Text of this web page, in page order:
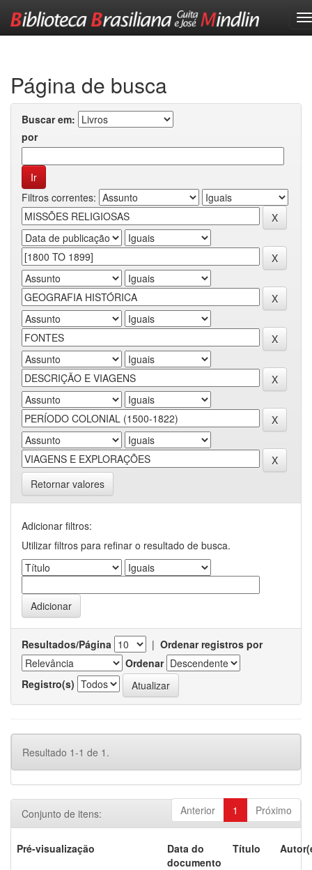
Página de busca
Buscar em:
por
Filtros correntes:
Retornar valores
Adicionar filtros:
Utilizar filtros para refinar o resultado de busca.
Resultados/Página | Ordenar registros por
Ordenar
Registro(s)
Resultado 1-1 de 1.
Anterior 1 Próximo
Conjunto de itens:
Pré-visualização
Data do
documento
Título